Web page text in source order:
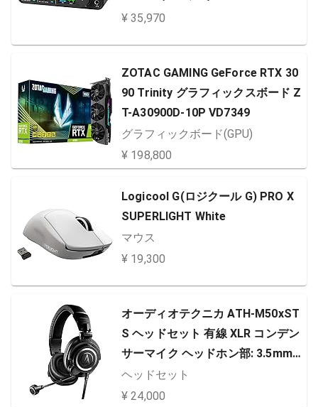
応 歌枠配信 ギター接続 DAWソフ
¥ 35,970
ZOTAC GAMING GeForce RTX 30
90 Trinity グラフィックスボード Z
T-A30900D-10P VD7349
グラフィックボード(GPU)
¥ 198,800
Logicool G(ロジクール G) PRO X
SUPERLIGHT White
マウス
¥ 19,300
オーディオテクニカ ATH-M50xST
S ヘッドセット 有線 XLR コンデン
サーマイク ヘッドホン部: 3.5mmT
RS接続 マイクロホン部: XLR接続
ストリーマー コンテンツクリエイ
ヘッドセット
¥ 24,000